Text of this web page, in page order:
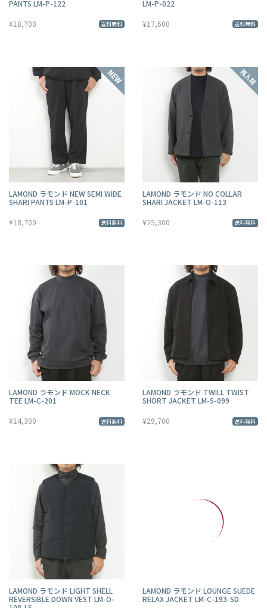
PANTS LM-P-122
¥18,700 送料無料
LM-P-022
¥17,600 送料無料
LAMOND ラモンド NEW SEMI WIDE
SHARI PANTS LM-P-101
¥18,700 送料無料
LAMOND ラモンド NO COLLAR
SHARI JACKET LM-O-113
¥25,300 送料無料
LAMOND ラモンド MOCK NECK
TEE LM-C-201
¥14,300 送料無料
LAMOND ラモンド TWILL TWIST
SHORT JACKET LM-S-099
¥29,700 送料無料
LAMOND ラモンド LIGHT SHELL
REVERSIBLE DOWN VEST LM-O-
LAMOND ラモンド LOUNGE SUEDE
RELAX JACKET LM-C-193-SD